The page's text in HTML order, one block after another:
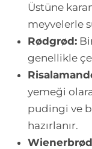
Üstüne
meyvelerle
Rødgrød:
genellikle
yemeği
pudingi ve
hazırlanır.